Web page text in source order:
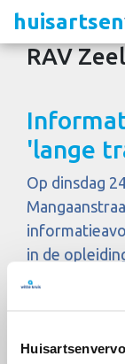
huisartsen
RAV
'lange
Op dinsdag
in de
19.00 uur
regio. Deze